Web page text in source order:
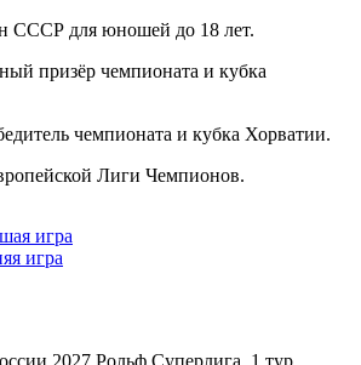
СССР для юношей до 18 лет.
призёр чемпионата и кубка
чемпионата и кубка Хорватии.
Лиги Чемпионов.
игра
игра
2027 Рольф Суперлига. 1 тур